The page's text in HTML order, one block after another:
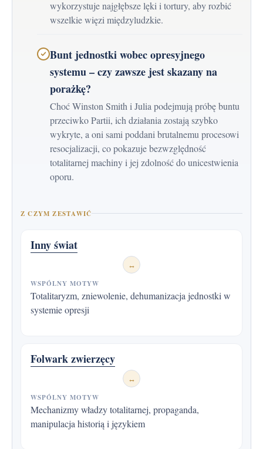
wykorzystuje najgłębsze lęki i tortury, aby rozbić
wszelkie więzi międzyludzkie.
Bunt jednostki wobec opresyjnego
systemu – czy zawsze jest skazany na
porażkę?
Choć Winston Smith i Julia podejmują próbę buntu
przeciwko Partii, ich działania zostają szybko
wykryte, a oni sami poddani brutalnemu procesowi
resocjalizacji, co pokazuje bezwzględność
totalitarnej machiny i jej zdolność do unicestwienia
oporu.
Z CZYM ZESTAWIĆ
Inny świat
↔
WSPÓLNY MOTYW
Totalitaryzm, zniewolenie, dehumanizacja jednostki w
systemie opresji
Folwark zwierzęcy
↔
WSPÓLNY MOTYW
Mechanizmy władzy totalitarnej, propaganda,
manipulacja historią i językiem